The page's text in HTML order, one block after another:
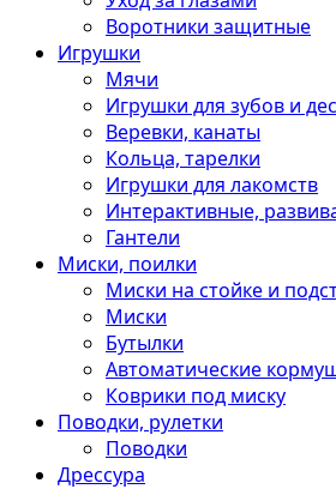
Воротники защитные
Игрушки
Мячи
Игрушки для зубов и
Веревки, канаты
Кольца, тарелки
Игрушки для лакомств
Интерактивные,
Гантели
Миски, поилки
Миски на стойке и
Миски
Бутылки
Автоматические
Коврики под миску
Поводки, рулетки
Поводки
Дрессура